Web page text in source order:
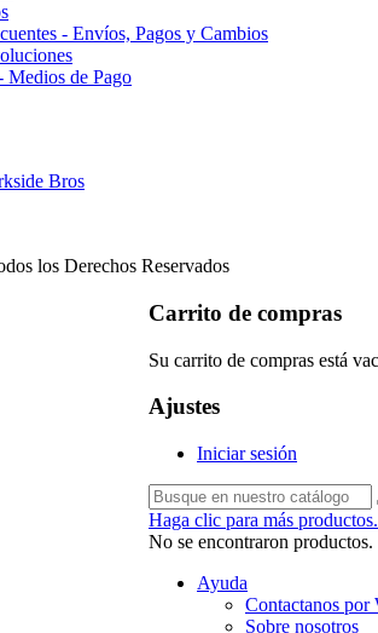
- Envíos, Pagos y Cambios
Medios de Pago
Bros
los Derechos Reservados
Carrito de compras
Su carrito de compras está
Ajustes
Iniciar sesión
Haga clic para más productos.
No se encontraron productos.
Ayuda
Contactanos por
Sobre nosotros